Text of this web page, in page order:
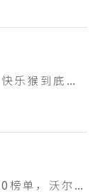
半年狂开32家，快乐猴到底是家什么样的门店
中国超市TOP100榜单，沃尔玛何以越跑越远